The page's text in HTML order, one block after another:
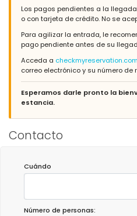
Los pagos pendientes a la
o con tarjeta de crédito. No se
Para agilizar la entrada, le
pago pendiente antes de su
Acceda a checkmyreservation.com
correo electrónico y su número de
Esperamos darle pronto la
estancia.
Contacto
Cuándo
Número de personas: